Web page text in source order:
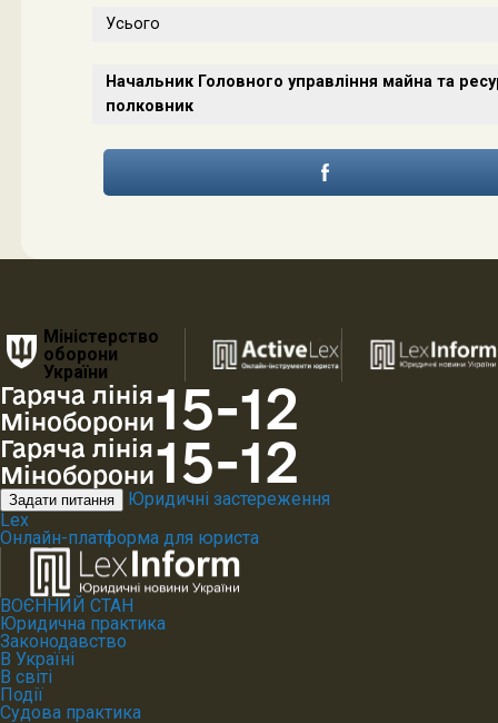
Усього
Начальник Головного управління майна та
полковник
Міністерство
оборони
України
Гаряча лінія
Міноборони15-12
Гаряча лінія
Міноборони15-12
Задати питання
Юридичні застереження
Lex
Онлайн-платформа для юриста
ВОЄННИЙ СТАН
Юридична практика
Законодавство
В Україні
В світі
Події
Судова практика